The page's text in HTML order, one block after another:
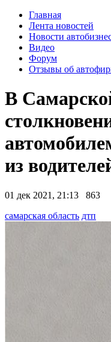
Главная
Лента новостей
Новости
Видео
Форум
Отзывы об
В
из
01 дек 2021, 21:13
863
самарская область дтп